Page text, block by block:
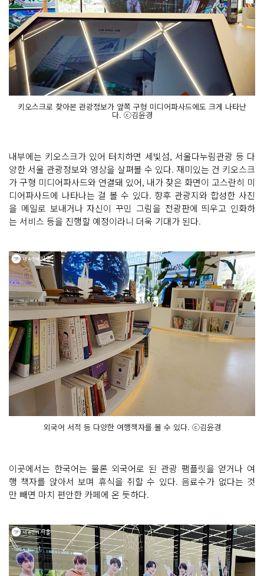
키오스크로 찾아본 관광정보가 앞쪽 구형 미디어파사드에도 크게 나타난
다. ⓒ김윤경
내부에는 키오스크가 있어 터치하면 세빛섬, 서울다누림관광 등 다
양한 서울 관광정보와 영상을 살펴볼 수 있다. 재미있는 건 키오스크
가 구형 미디어파사드와 연결돼 있어, 내가 찾은 화면이 고스란히 미
디어파사드에 나타나는 걸 볼 수 있다. 향후 관광지와 합성한 사진
을 메일로 보내거나 자신이 꾸민 그림을 전광판에 띄우고 인화하
는 서비스 등을 진행할 예정이라니 더욱 기대가 된다.
외국어 서적 등 다양한 여행책자를 볼 수 있다. ⓒ김윤경
이곳에서는 한국어는 물론 외국어로 된 관광 팸플릿을 얻거나 여
행 책자를 앉아서 보며 휴식을 취할 수 있다. 음료수가 없다는 것
만 빼면 마치 편안한 카페에 온 듯하다.